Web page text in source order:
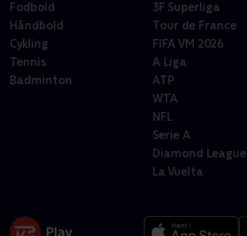
Fodbold
Håndbold
Cykling
Tennis
Badminton
3F Superliga
Tour de France
FIFA VM 2026
A Liga
ATP
WTA
NFL
Serie A
Diamond League
La Vuelta